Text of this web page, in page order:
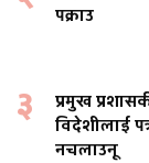
पक्राउ
३
प्रमुख
विदेशीलाई
नचलाउनू